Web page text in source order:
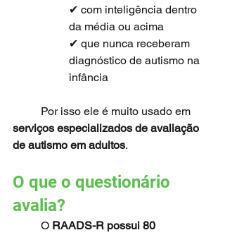
✔ com inteligência dentro
da média ou acima
✔ que nunca receberam
diagnóstico de autismo na
infância
	Por isso ele é muito usado em
serviços especializados de avaliação
de autismo em adultos.
O que o questionário
avalia?
	O
RAADS-R possui 80